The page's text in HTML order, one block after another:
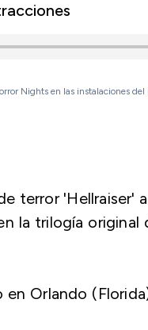
Nights en las instalaciones
terror
la trilogía
en Orlando